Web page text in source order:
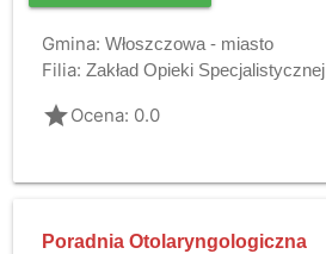
Gmina: Włoszczowa - miasto
Filia: Zakład Opieki Specjalistycznej
gradeOcena: 0.0
Poradnia Otolaryngologiczna